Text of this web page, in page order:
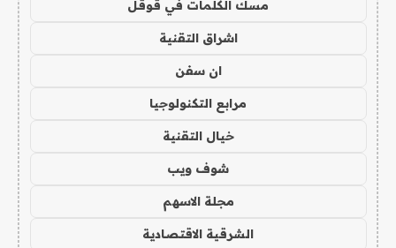
مسك الكلمات في قوقل
اشراق التقنية
ان سفن
مرابع التكنولوجيا
خيال التقنية
شوف ويب
مجلة الاسهم
الشرقية الاقتصادية